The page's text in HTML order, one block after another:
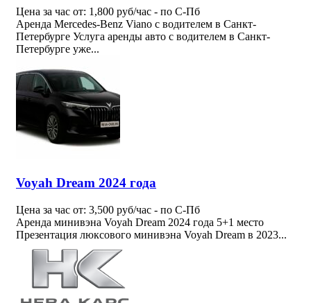
Цена за час от: 1,800 руб/час - по С-Пб
Аренда Mercedes-Benz Viano с водителем в Санкт-
Петербурге Услуга аренды авто с водителем в Санкт-
Петербурге уже...
Voyah Dream 2024 года
Цена за час от: 3,500 руб/час - по С-Пб
Аренда минивэна Voyah Dream 2024 года 5+1 место
Презентация люксового минивэна Voyah Dream в 2023...